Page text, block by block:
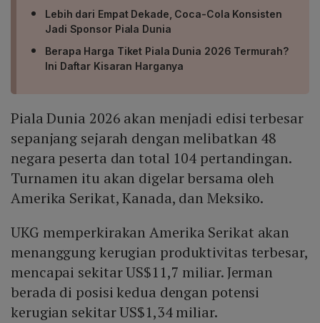
Lebih dari Empat Dekade, Coca-Cola Konsisten
Jadi Sponsor Piala Dunia
Berapa Harga Tiket Piala Dunia 2026 Termurah?
Ini Daftar Kisaran Harganya
Piala Dunia 2026 akan menjadi edisi terbesar
sepanjang sejarah dengan melibatkan 48
negara peserta dan total 104 pertandingan.
Turnamen itu akan digelar bersama oleh
Amerika Serikat, Kanada, dan Meksiko.
UKG memperkirakan Amerika Serikat akan
menanggung kerugian produktivitas terbesar,
mencapai sekitar US$11,7 miliar. Jerman
berada di posisi kedua dengan potensi
kerugian sekitar US$1,34 miliar.